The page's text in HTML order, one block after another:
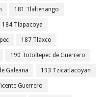
181 Tlaltenango
184 Tlapacoya
187 Tlaxco
190 Totoltepec de Guerrero
Galeana 193 Tzicatlacoyan
Guerrero